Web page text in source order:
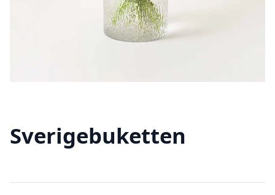
Sverigebuketten